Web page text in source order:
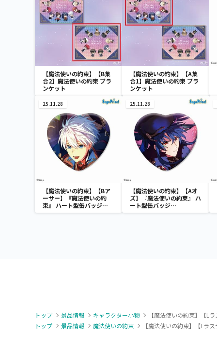
【魔法使いの約束】【B集
合2】魔法使いの約束 ブラ
ンケット
【魔法使いの約束】【A集
合1】魔法使いの約束 ブラ
ンケット
25.11.28
【魔法使いの約束】【Bア
ーサー】『魔法使いの約
束』 ハート型缶バッジ
Vol.1（EX）
25.11.28
【魔法使いの約束】【Aオ
ズ】『魔法使いの約束』 ハ
ート型缶バッジ
Vol.1（EX）
トップ 景品情報 キャラクター小物
【魔法使いの約束】【L
トップ
景品情報 魔法使いの約束 【魔法使いの約束】【Lラ